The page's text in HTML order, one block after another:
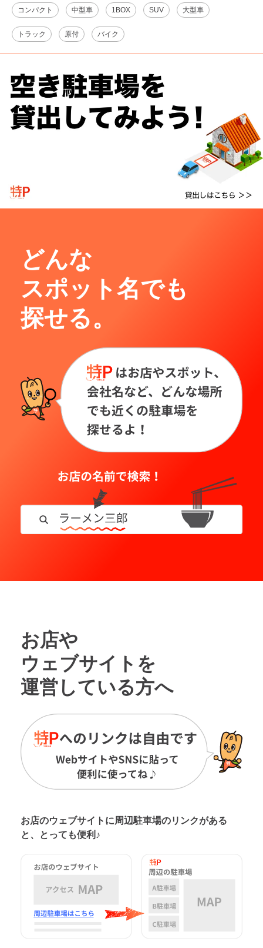
コンパクト 中型車 1BOX SUV 大型車
トラック 原付 バイク
どんな
スポット名でも
探せる。
お店や
ウェブサイトを
運営している方へ
お店のウェブサイトに周辺駐車場のリンクがある
と、とっても便利♪